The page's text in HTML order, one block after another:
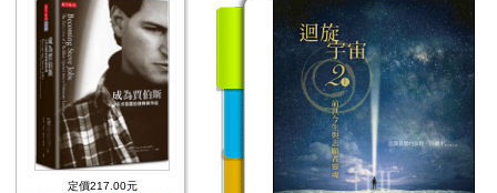
定價217.00元